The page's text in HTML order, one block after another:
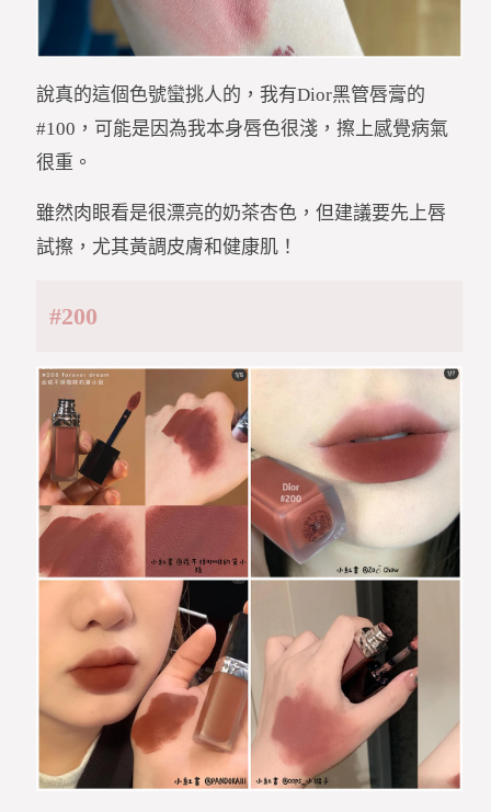
說真的這個色號蠻挑人的，我有Dior黑管唇膏的
#100，可能是因為我本身唇色很淺，擦上感覺病氣
很重。
雖然肉眼看是很漂亮的奶茶杏色，但建議要先上唇
試擦，尤其黃調皮膚和健康肌！
#200